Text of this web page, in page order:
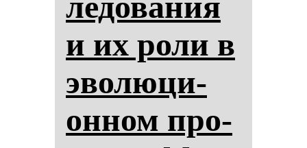
и их ро­ли в
эво­лю­ци­
он­ном про­